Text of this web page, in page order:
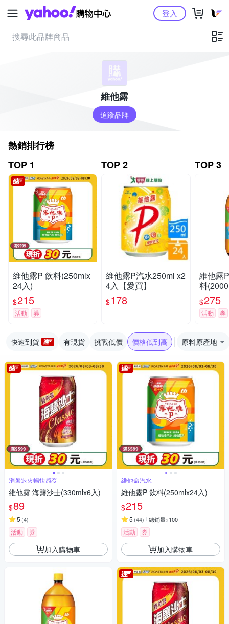
Yahoo購物中心登入
維他露
追蹤品牌
熱銷排行榜
TOP 1
維他露P 飲料(250mlx
24入)
$215
活動 券
TOP 2
維他露P汽水250ml x2
4入【愛買】
$178
TOP 3
維他露
料
$275
活動 券
快速到貨 有現貨 挑戰低價 價格低到高 原料原產地
消暑退火暢快感受
維他露 海鹽沙士(330mlx6入)
$89
5 (4)
活動 券
加入購物車
維他命汽水
維他露P 飲料(250mlx24入)
$215
5 (44) 總銷量>100
活動 券
加入購物車